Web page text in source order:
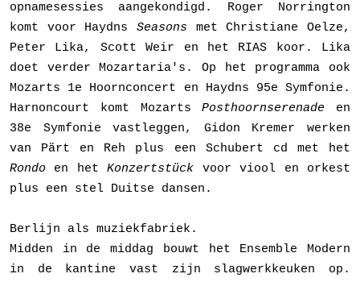
opnamesessies aangekondigd. Roger Norrington
komt voor Haydns Seasons met Christiane Oelze,
Peter Lika, Scott Weir en het RIAS koor. Lika
doet verder Mozartaria's. Op het programma ook
Mozarts 1e Hoornconcert en Haydns 95e Symfonie.
Harnoncourt komt MozartsPost­hoornserenade en
38e Symfonie vastleggen, Gidon Kremer werken
van Pärt en Reh plus een Schubert cd met het
Rondo en hetKonzertstück voor viool en orkest
plus een stel Duitse dansen.
Berlijn als muziekfabriek.
Midden in de middag bouwt het Ensemble Modern
in de kantine vast zijn slagwerk­keuken op.